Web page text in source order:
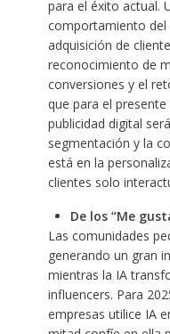
para el éxito actual.
comportamiento del
adquisición de
reconocimiento de
conversiones y el
que para el
publicidad digital
segmentación y la
está en la
clientes solo
De los “Me
Las comunidades
generando un gran
mientras la IA
influencers. Para
empresas utilice IA